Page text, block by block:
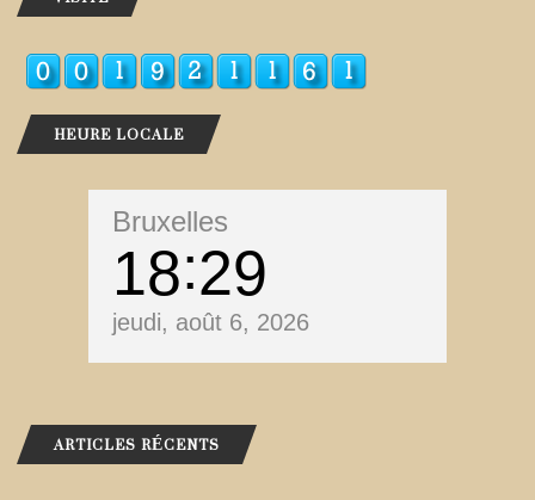
HEURE LOCALE
Bruxelles
18 29
jeudi, août 6, 2026
ARTICLES RÉCENTS